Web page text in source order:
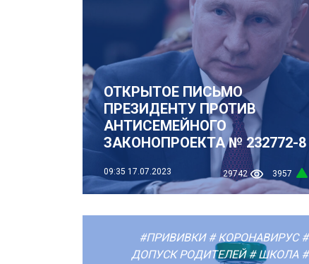
ОТКРЫТОЕ ПИСЬМО
ПРЕЗИДЕНТУ ПРОТИВ
АНТИСЕМЕЙНОГО
ЗАКОНОПРОЕКТА № 232772-8
09:35 17.07.2023 29742 3957
#ПРИВИВКИ # КОРОНАВИРУС #
ДОПУСК РОДИТЕЛЕЙ # ШКОЛА #